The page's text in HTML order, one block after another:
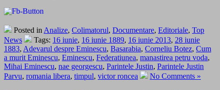
Posted in Analize, Colimatorul, Documentare, Editoriale, Top
News
Tags: 16 iunie, 16 iunie 1889, 16 iunie 2013, 28 iunie
1883, Adevarul despre Eminescu, Basarabia, Corneliu Botez, Cum
a murit Eminescu, Eminescu, Federatiunea, manastirea petru voda,
Mihai Eminescu, nae georgescu, Parintele Justin, Parintele Justin
Parvu, romania libera, timpul, victor roncea No Comments »